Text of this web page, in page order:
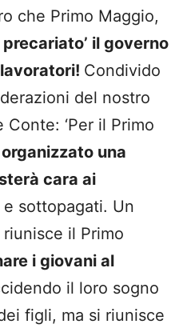
che Primo Maggio,
precariato’ il governo
Condivido
del nostro
‘Per il Primo
una
cara ai
sottopagati. Un
il Primo
i giovani al
il loro sogno
figli, ma si riunisce